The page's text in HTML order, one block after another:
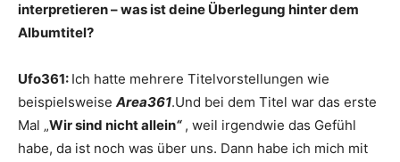
interpretieren – was ist deine Überlegung hinter dem
Albumtitel?
Ufo361: Ich hatte mehrere Titelvorstellungen wie
beispielsweise Area361.Und bei dem Titel war das erste
Mal „Wir sind nicht allein“, weil irgendwie das Gefühl
habe, da ist noch was über uns. Dann habe ich mich mit